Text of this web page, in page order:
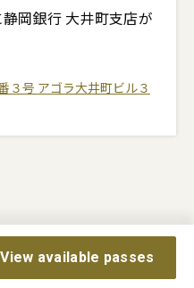
岡銀行 大井町支店が
３号 アゴラ大井町ビル３
View available passes